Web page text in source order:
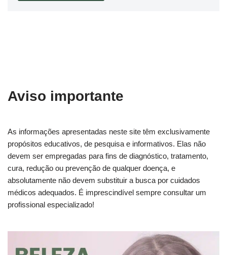
Aviso importante
As informações apresentadas neste site têm exclusivamente
propósitos educativos, de pesquisa e informativos. Elas não
devem ser empregadas para fins de diagnóstico, tratamento,
cura, redução ou prevenção de qualquer doença, e
absolutamente não devem substituir a busca por cuidados
médicos adequados. É imprescindível sempre consultar um
profissional especializado!